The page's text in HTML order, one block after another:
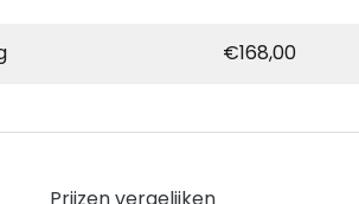
€168,00